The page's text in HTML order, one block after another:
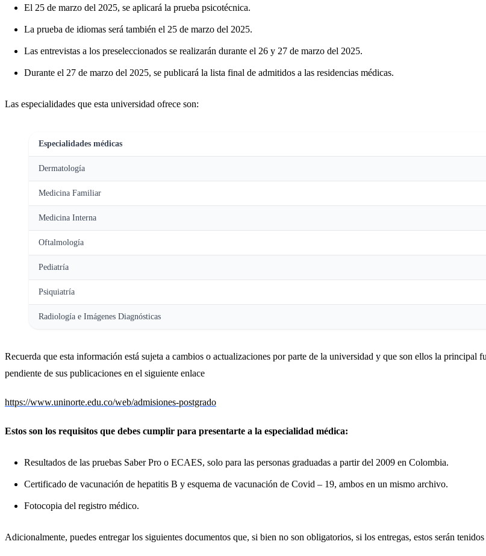
El 25 de marzo del 2025, se aplicará la prueba psicotécnica.
La prueba de idiomas será también el 25 de marzo del 2025.
Las entrevistas a los preseleccionados se realizarán durante el 26 y 27 de marzo del 2025.
Durante el 27 de marzo del 2025, se publicará la lista final de admitidos a las residencias médicas.
Las especialidades que esta universidad ofrece son:
Especialidades médicas
Dermatología
Medicina Familiar
Medicina Interna
Oftalmología
Pediatría
Psiquiatría
Radiología e Imágenes Diagnósticas
Recuerda que esta información está sujeta a cambios o actualizaciones por parte de la universidad y que son ellos la principal
pendiente de sus publicaciones en el siguiente enlace
https://www.uninorte.edu.co/web/admisiones-postgrado
Estos son los requisitos que debes cumplir para presentarte a la especialidad médica:
Resultados de las pruebas Saber Pro o ECAES, solo para las personas graduadas a partir del 2009 en Colombia.
Certificado de vacunación de hepatitis B y esquema de vacunación de Covid – 19, ambos en un mismo archivo.
Fotocopia del registro médico.
Adicionalmente, puedes entregar los siguientes documentos que, si bien no son obligatorios, si los entregas, estos serán